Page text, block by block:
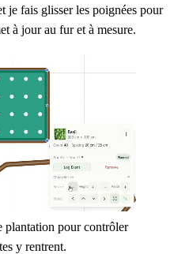
je fais glisser les poignées pour
à jour au fur et à mesure.
plantation pour contrôler
y rentrent.